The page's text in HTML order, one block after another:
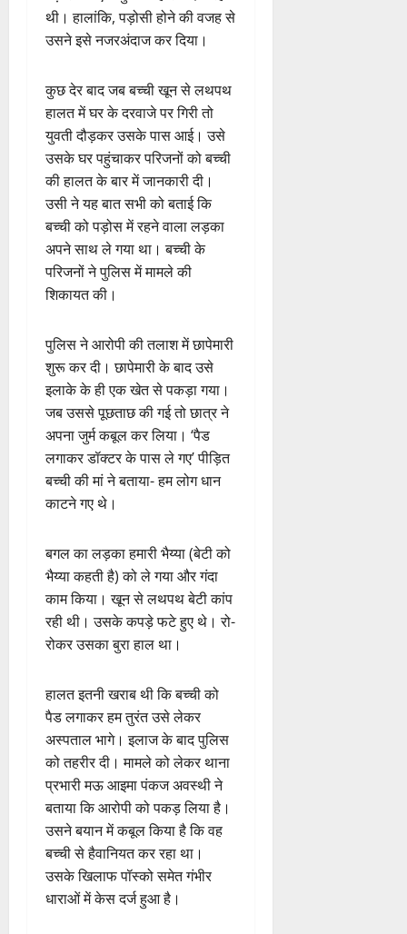
थी। हालांकि, पड़ोसी होने की वजह से
उसने इसे नजरअंदाज कर दिया।
कुछ देर बाद जब बच्ची खून से लथपथ
हालत में घर के दरवाजे पर गिरी तो
युवती दौड़कर उसके पास आई। उसे
उसके घर पहुंचाकर परिजनों को बच्ची
की हालत के बार में जानकारी दी।
उसी ने यह बात सभी को बताई कि
बच्ची को पड़ोस में रहने वाला लड़का
अपने साथ ले गया था। बच्ची के
परिजनों ने पुलिस में मामले की
शिकायत की।
पुलिस ने आरोपी की तलाश में छापेमारी
शुरू कर दी। छापेमारी के बाद उसे
इलाके के ही एक खेत से पकड़ा गया।
जब उससे पूछताछ की गई तो छात्र ने
अपना जुर्म कबूल कर लिया। ‘पैड
लगाकर डॉक्टर के पास ले गए’ पीड़ित
बच्ची की मां ने बताया- हम लोग धान
काटने गए थे।
बगल का लड़का हमारी भैय्या (बेटी को
भैय्या कहती है) को ले गया और गंदा
काम किया। खून से लथपथ बेटी कांप
रही थी। उसके कपड़े फटे हुए थे। रो-
रोकर उसका बुरा हाल था।
हालत इतनी खराब थी कि बच्ची को
पैड लगाकर हम तुरंत उसे लेकर
अस्पताल भागे। इलाज के बाद पुलिस
को तहरीर दी। मामले को लेकर थाना
प्रभारी मऊ आइमा पंकज अवस्थी ने
बताया कि आरोपी को पकड़ लिया है।
उसने बयान में कबूल किया है कि वह
बच्ची से हैवानियत कर रहा था।
उसके खिलाफ पॉस्को समेत गंभीर
धाराओं में केस दर्ज हुआ है।